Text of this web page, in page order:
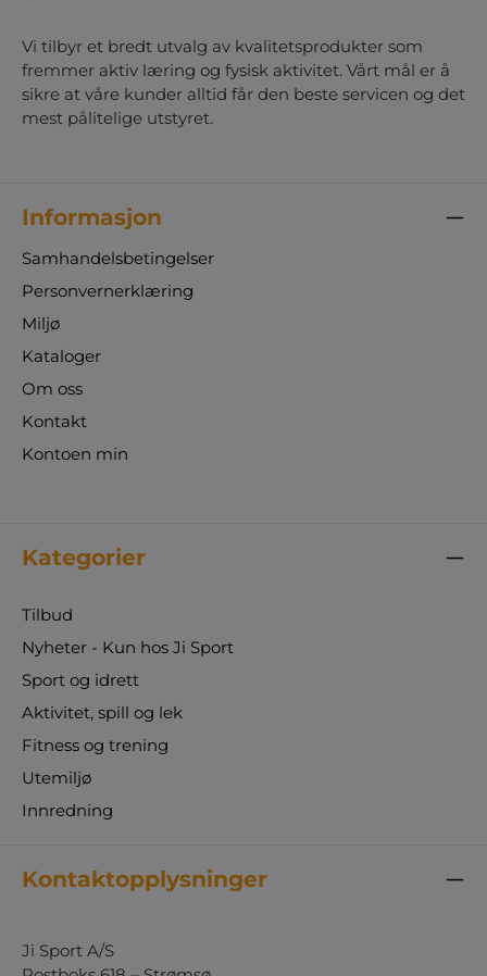
Vi tilbyr et bredt utvalg av kvalitetsprodukter som
fremmer aktiv læring og fysisk aktivitet. Vårt mål er å
sikre at våre kunder alltid får den beste servicen og det
mest pålitelige utstyret.
Informasjon
Samhandelsbetingelser
Personvernerklæring
Miljø
Kataloger
Om oss
Kontakt
Kontoen min
Kategorier
Tilbud
Nyheter - Kun hos Ji Sport
Sport og idrett
Aktivitet, spill og lek
Fitness og trening
Utemiljø
Innredning
Kontaktopplysninger
Ji Sport A/S